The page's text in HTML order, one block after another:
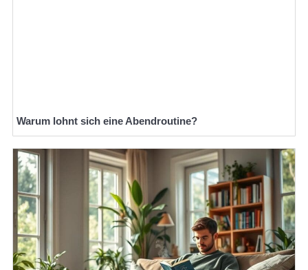
Warum lohnt sich eine Abendroutine?